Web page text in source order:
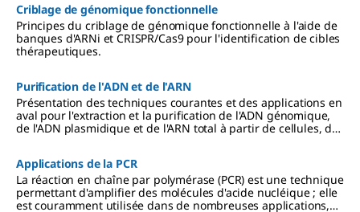
Criblage de génomique fonctionnelle
Principes du criblage de génomique fonctionnelle à l'aide de
banques d'ARNi et CRISPR/Cas9 pour l'identification de cibles
thérapeutiques.
Purification de l'ADN et de l'ARN
Présentation des techniques courantes et des applications en
aval pour l'extraction et la purification de l'ADN génomique,
de l'ADN plasmidique et de l'ARN total à partir de cellules, de
Applications de la PCR
La réaction en chaîne par polymérase (PCR) est une technique
permettant d'amplifier des molécules d'acide nucléique ; elle
est couramment utilisée dans de nombreuses applications,